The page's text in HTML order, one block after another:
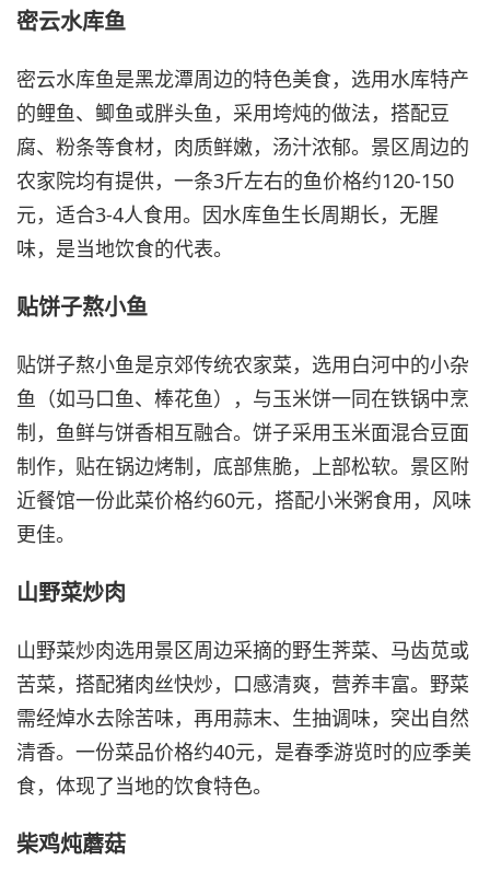
密云水库鱼
密云水库鱼是黑龙潭周边的特色美食，选用水库特产
的鲤鱼、鲫鱼或胖头鱼，采用垮炖的做法，搭配豆
腐、粉条等食材，肉质鲜嫩，汤汁浓郁。景区周边的
农家院均有提供，一条3斤左右的鱼价格约120-150
元，适合3-4人食用。因水库鱼生长周期长，无腥
味，是当地饮食的代表。
贴饼子熬小鱼
贴饼子熬小鱼是京郊传统农家菜，选用白河中的小杂
鱼（如马口鱼、棒花鱼），与玉米饼一同在铁锅中烹
制，鱼鲜与饼香相互融合。饼子采用玉米面混合豆面
制作，贴在锅边烤制，底部焦脆，上部松软。景区附
近餐馆一份此菜价格约60元，搭配小米粥食用，风味
更佳。
山野菜炒肉
山野菜炒肉选用景区周边采摘的野生荠菜、马齿苋或
苦菜，搭配猪肉丝快炒，口感清爽，营养丰富。野菜
需经焯水去除苦味，再用蒜末、生抽调味，突出自然
清香。一份菜品价格约40元，是春季游览时的应季美
食，体现了当地的饮食特色。
柴鸡炖蘑菇